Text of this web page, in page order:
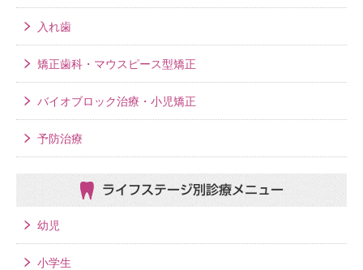
入れ歯
矯正歯科・マウスピース型矯正
バイオブロック治療・小児矯正
予防治療
ライフステージ別 診療メニュー
幼児
小学生